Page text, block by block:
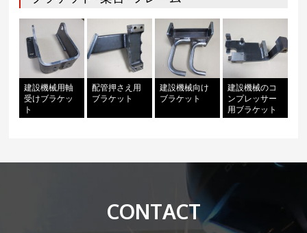
建設機械用軸
受けブラケッ
ト
配管押さえ用
ブラケット
建設機械向け
ブラケット
建設機械のコ
ンプレッサー
用ブラケット
CONTACT